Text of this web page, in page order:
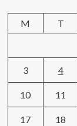
M
T
3 4
10 11
17 18